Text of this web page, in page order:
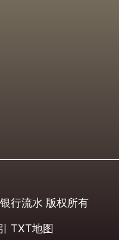
行流水 版权所有
TXT地图